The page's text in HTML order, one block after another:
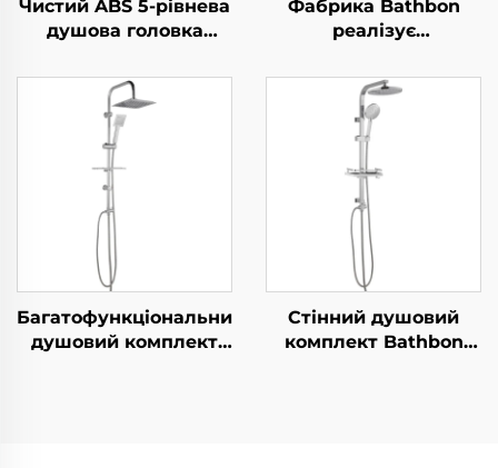
Чистий ABS 5-рівнева
душова головка
електрохромуванням,
ультратовста,
довговічна
силиконова
антизабивна розсипь
для легкого
прибирання
Фабрика Bathbon
реалізує
Нержавіючий
комплект для ванної
кімнати Стінна
система душа
Комплект матового
чорного крана
Душовий набір для
ванної кімнати
Багатофункціональний
душовий комплект
Стінний душовий
комплект Bathbon